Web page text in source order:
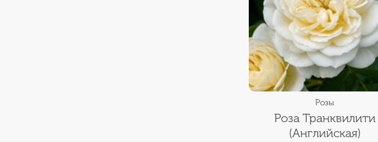
Розы
Роза Транквилити
(Английская)